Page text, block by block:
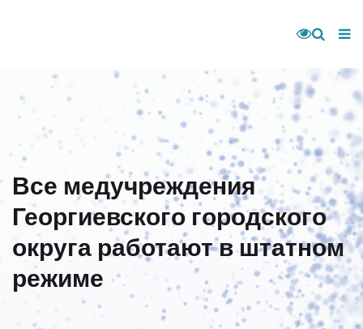
Все медучреждения
Георгиевского городского
округа работают в штатном
режиме